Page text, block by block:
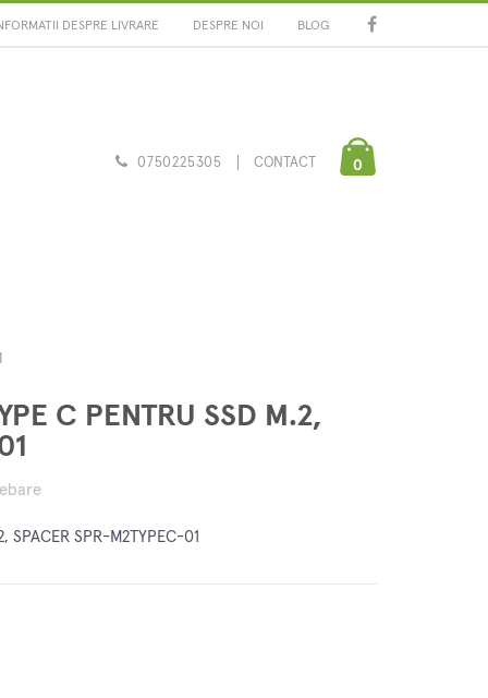
DESPRE LIVRARE DESPRE NOI BLOG
0750225305 CONTACT 0
C PENTRU SSD M.2,
SPACER SPR-M2TYPEC-01